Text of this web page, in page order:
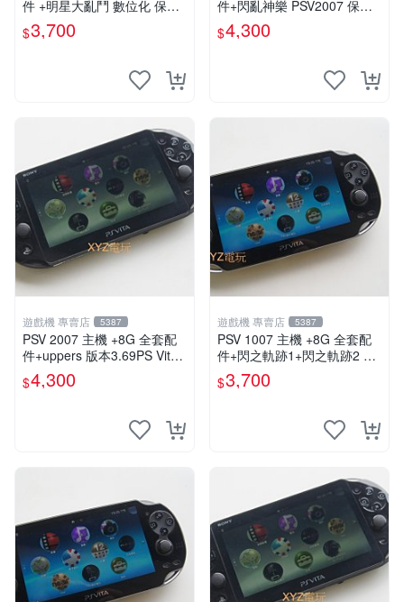
件 +明星大亂鬥 數位化 保修
一年 品質有保障
$3,700
件+閃亂神樂 PSV2007 保修
一年 品質有保障
$4,300
遊戲機 專賣店 5387
PSV 2007 主機 +8G 全套配
件+uppers 版本3.69PS Vita2
$4,300
遊戲機 專賣店 5387
PSV 1007 主機 +8G 全套配
件+閃之軌跡1+閃之軌跡2 保
修一年 品質有保障
$3,700